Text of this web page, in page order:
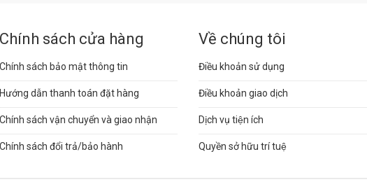
Chính sách cửa hàng
Chính sách bảo mật thông tin
Hướng dẫn thanh toán đặt hàng
Chính sách vận chuyển và giao nhận
Chính sách đổi trả/bảo hành
Về chúng tôi
Điều khoản sử dụng
Điều khoản giao dịch
Dịch vụ tiện ích
Quyền sở hữu trí tuệ